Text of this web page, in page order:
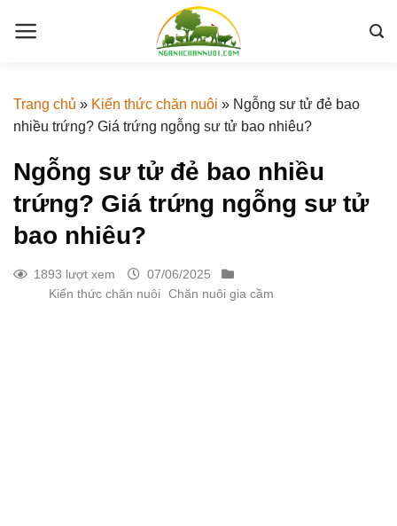
Trang chủ » Kiến thức chăn nuôi » Ngỗng sư tử đẻ bao
nhiều trứng? Giá trứng ngỗng sư tử bao nhiêu?
Ngỗng sư tử đẻ bao nhiều
trứng? Giá trứng ngỗng sư tử
bao nhiêu?
1893 lượt xem
07/06/2025
Kiến thức chăn nuôi
Chăn nuôi gia cầm